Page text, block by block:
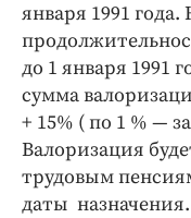
января 1991
до 1 января 1991
сумма
+ 15% ( по 1 % —
Валоризация
трудовым
даты